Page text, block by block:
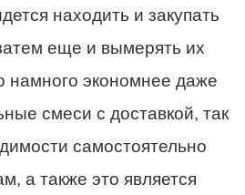
находить и закупать
еще и вымерять их
намного экономнее даже
смеси с доставкой, так
самостоятельно
а также это является